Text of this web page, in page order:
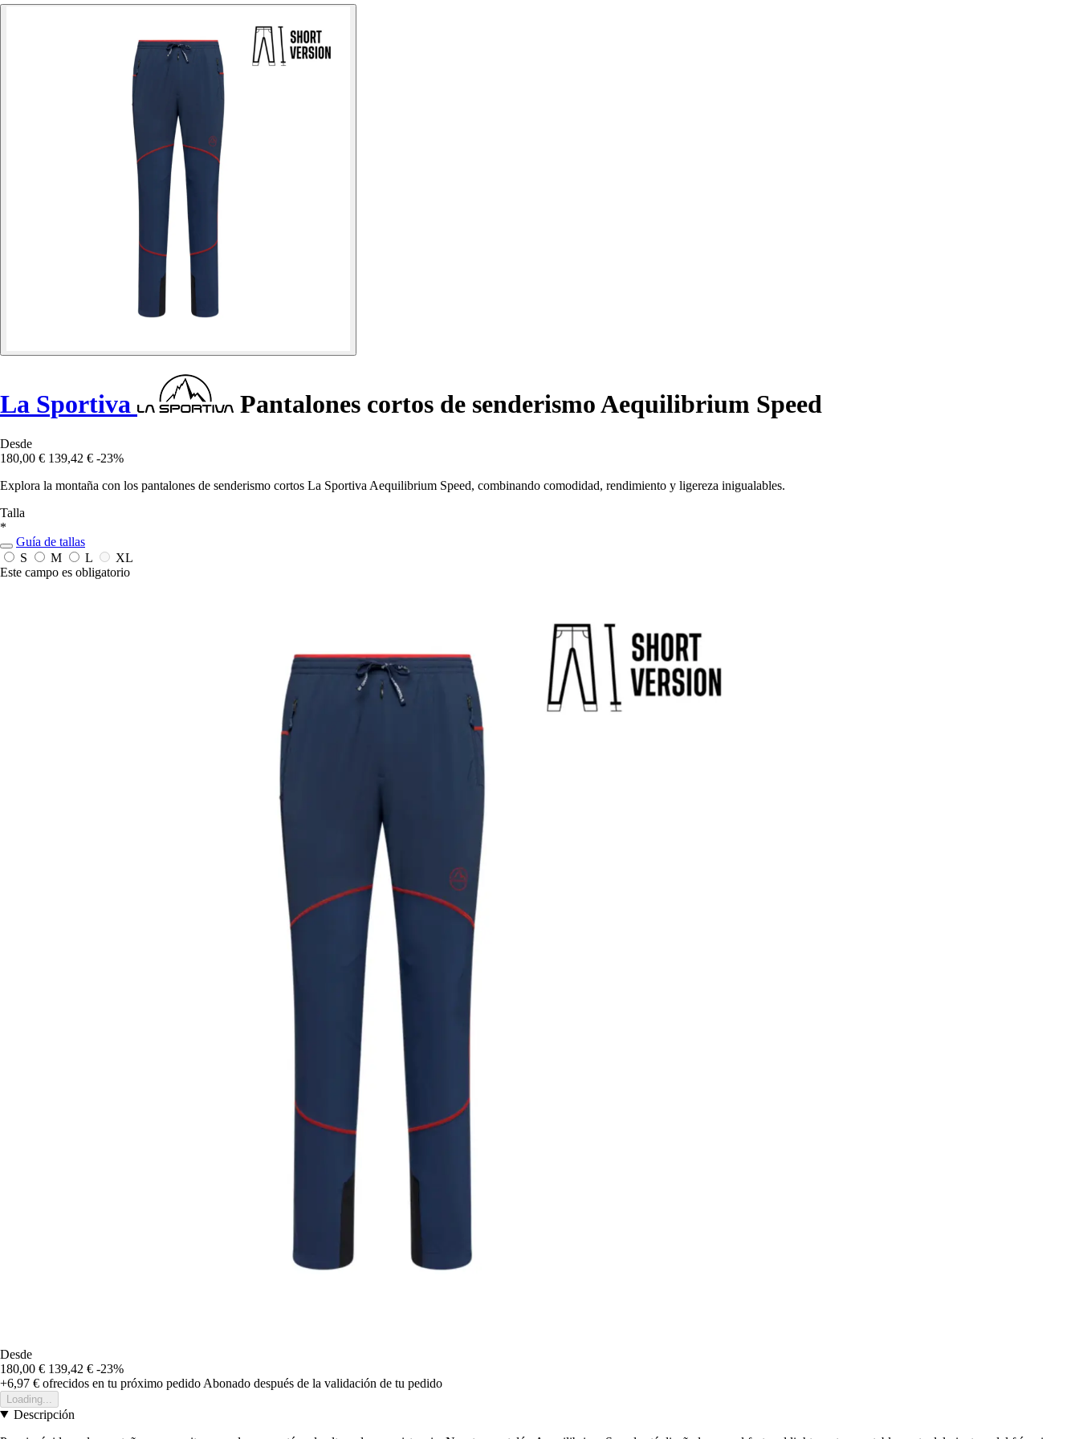
La Sportiva Pantalones cortos de senderismo Aequilibrium Speed
Desde
180,00 € 139,42 € -23%
Explora la montaña con los pantalones de senderismo cortos La Sportiva Aequilibrium Speed, combinando comodidad, rendimiento y ligereza inigualables.
Talla
*
Guía de tallas
S
M L
XL
Este campo es obligatorio
Desde
180,00 € 139,42 € -23%
+6,97 € ofrecidos en tu próximo pedido Abonado después de la validación de tu pedido
Loading...
Descripción